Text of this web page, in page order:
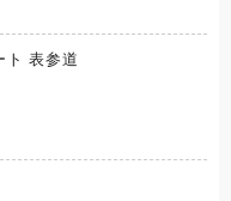
ト 表参道